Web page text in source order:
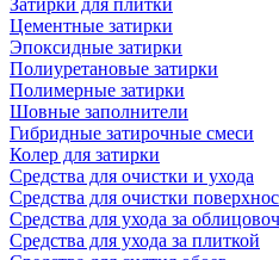
Затирки для плитки
Цементные затирки
Эпоксидные затирки
Полиуретановые затирки
Полимерные затирки
Шовные заполнители
Гибридные затирочные смеси
Колер для затирки
Средства для очистки и ухода
Средства для очистки
Средства для ухода за
Средства для ухода за плиткой